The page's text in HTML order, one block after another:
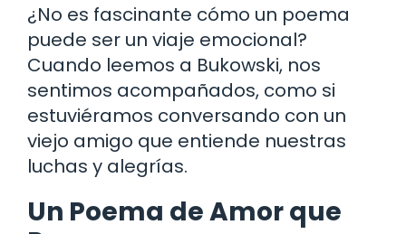
¿No es fascinante cómo un poema
puede ser un viaje emocional?
Cuando leemos a Bukowski, nos
sentimos acompañados, como si
estuviéramos conversando con un
viejo amigo que entiende nuestras
luchas y alegrías.
Un Poema de Amor que